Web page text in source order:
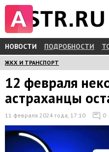
НОВОСТИ ПОДРОБНОСТИ
ЖКХ И ТРАНСПОРТ
12 февраля
астраханцы
11 февраля 2024 года, 17:10 0